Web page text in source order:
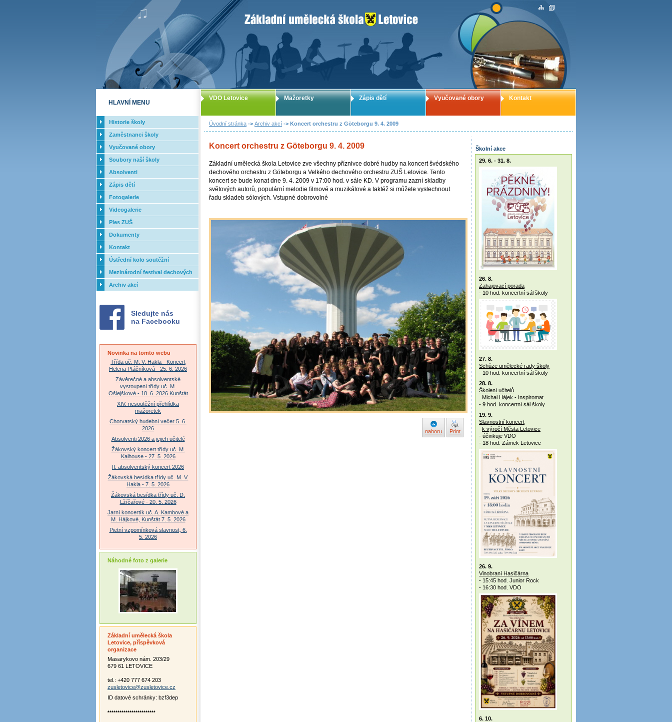
ZUŠ Letovice - Základní umělecká škola
Úvodní stránka -> Archiv akcí -> Koncert orchestru z Göteborgu 9. 4. 2009
Koncert orchestru z Göteborgu 9. 4. 2009
Základní umělecká škola Letovice zve všechny příznivce dobré hudby na koncert švédského
dechového orchestru z Göteborgu a Velkého dechového orchestru ZUŠ Letovice. Tento
koncert se bude konat dne 9. 4. 2009 v 17:00 hod. v sále KD. V programu zazní skladby
světových autorů, populární melodie filmové a muzikálové a taktéž si můžete vyslechnout
řadu skladeb sólových. Vstupné dobrovolné
nahoru Print
Školní akce
29. 6. - 31. 8.
26. 8.
Zahajovací porada
- 10 hod. koncertní sál školy
27. 8.
Schůze umělecké rady školy
- 10 hod. koncertní sál školy
28. 8.
Školení učitelů
Michal Hájek - Inspiromat
- 9 hod. koncertní sál školy
19. 9.
Slavnostní koncert
k výročí Města Letovice
- účinkuje VDO
- 18 hod. Zámek Letovice
26. 9.
Vinobraní Hasičárna
- 15:45 hod. Junior Rock
- 16:30 hod. VDO
6. 10.
VDO Letovice Mažoretky Zápis dětí Vyučované obory Kontakt
HLAVNÍ MENU
Historie školy
Zaměstnanci školy
Vyučované obory
Soubory naší školy
Absolventi
Zápis dětí
Fotogalerie
Videogalerie
Ples ZUŠ
Dokumenty
Kontakt
Ústřední kolo soutěžní
přehlídky dechových orchestrů
ZUŠ - 2017
Mezinárodní festival dechových
orchestrů - Letovice
Archiv akcí
Sledujte nás
na Facebooku
Novinka na tomto webu
Třída uč. M. V. Hakla - Koncert
Helena Ptáčníková - 25. 6. 2026
Závěrečné a absolventské
vystoupení třídy uč. M.
Ošlejškové - 18. 6. 2026 Kunštát
XIV. nesoutěžní přehlídka
mažoretek
Chorvatský hudební večer 5. 6.
2026
Absolventi 2026 a jejich učitelé
Žákovský koncert třídy uč. M.
Kalhouse - 27. 5. 2026
II. absolventský koncert 2026
Žákovská besídka třídy uč. M. V.
Hakla - 7. 5. 2026
Žákovská besídka třídy uč. D.
Lžíčařové - 20. 5. 2026
Jarní koncertík uč. A. Kambové a
M. Hájkové, Kunštát 7. 5. 2026
Pietní vzpomínková slavnost, 6.
5. 2026
Náhodné foto z galerie
Základní umělecká škola
Letovice, příspěvková
organizace
Masarykovo nám. 203/29
679 61 LETOVICE
tel.: +420 777 674 203
zusletovice@zusletovice.cz
ID datové schránky: bzf3dep
************************